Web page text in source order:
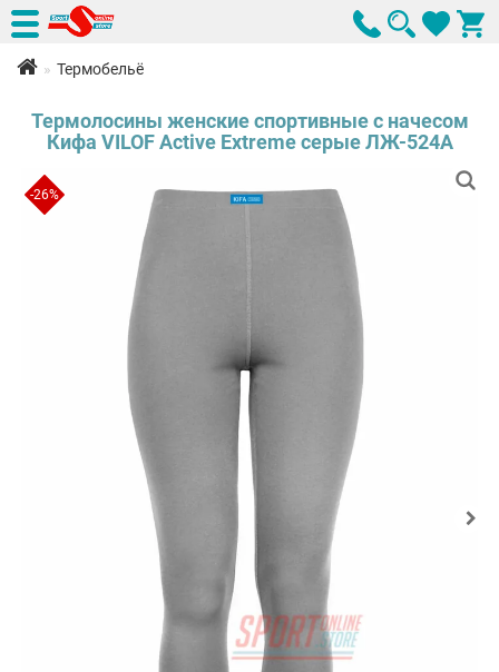
Термобельё
Термолосины женские спортивные с начесом
Кифа VILOF Active Extreme серые ЛЖ-524А
-26%